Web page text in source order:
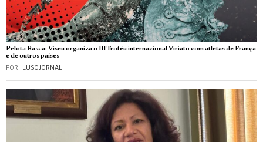
Pelota Basca: Viseu organiza o III Troféu internacional Viriato com atletas de França
e de outros países
POR _LUSOJORNAL